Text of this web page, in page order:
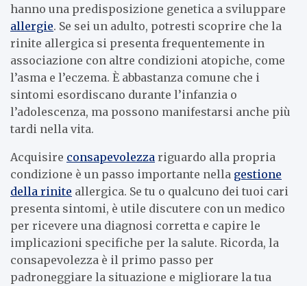
hanno una predisposizione genetica a sviluppare
allergie. Se sei un adulto, potresti scoprire che la
rinite allergica si presenta frequentemente in
associazione con altre condizioni atopiche, come
l’asma e l’eczema. È abbastanza comune che i
sintomi esordiscano durante l’infanzia o
l’adolescenza, ma possono manifestarsi anche più
tardi nella vita.
Acquisire consapevolezza riguardo alla propria
condizione è un passo importante nella gestione
della rinite allergica. Se tu o qualcuno dei tuoi cari
presenta sintomi, è utile discutere con un medico
per ricevere una diagnosi corretta e capire le
implicazioni specifiche per la salute. Ricorda, la
consapevolezza è il primo passo per
padroneggiare la situazione e migliorare la tua